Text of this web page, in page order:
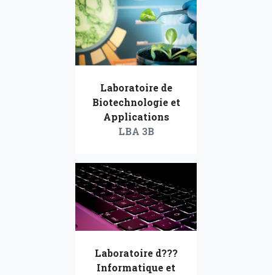
Laboratoire de
Biotechnologie et
Applications
LBA 3B
Laboratoire d???
Informatique et